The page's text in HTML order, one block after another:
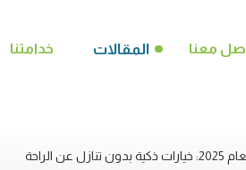
خدامتنا المقالات معنا